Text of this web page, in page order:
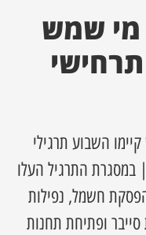
מי שמש
השבוע תרגילי
| במסגרת התרגיל העלו
חשמל, נפילות
ופתיחת תחנות